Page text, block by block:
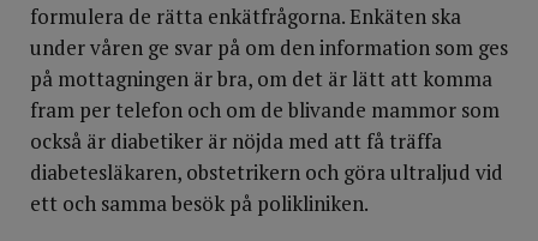
formulera de rätta enkätfrågorna. Enkäten ska
under våren ge svar på om den information som ges
på mottagningen är bra, om det är lätt att komma
fram per telefon och om de blivande mammor som
också är diabetiker är nöjda med att få träffa
diabetesläkaren, obstetrikern och göra ultraljud vid
ett och samma besök på polikliniken.